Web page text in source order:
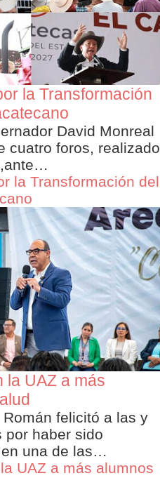
la Transformación
David Monreal
cuatro foros, realizado
la Transformación del
la UAZ a más
felicitó a las y
por haber sido
una de las…
UAZ a más alumnos